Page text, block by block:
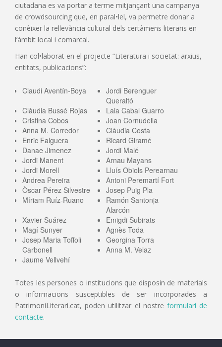
ciutadana es va portar a terme mitjançant una campanya
de crowdsourcing que, en paral•lel, va permetre donar a
conèixer la rellevància cultural dels certàmens literaris en
l’àmbit local i comarcal.
Han col•laborat en el projecte “Literatura i societat: arxius,
entitats, publicacions”:
Claudi Aventín-Boya
Jordi Berenguer
Queraltó
Clàudia Bussé Rojas
Laia Cabal Guarro
Cristina Cobos
Joan Cornudella
Anna M. Corredor
Clàudia Costa
Enric Falguera
Ricard Giramé
Danae Jimenez
Jordi Malé
Jordi Manent
Arnau Mayans
Jordi Morell
Lluís Obiols Perearnau
Andrea Pereira
Antoni Peremartí Fort
Òscar Pérez Silvestre
Josep Puig Pla
Míriam Ruíz-Ruano
Ramón Santonja
Alarcón
Xavier Suárez
Emigdi Subirats
Magí Sunyer
Agnès Toda
Josep Maria Toffoli
Carbonell
Georgina Torra
Anna M. Velaz
Jaume Vellvehí
Totes les persones o institucions que disposin de materials
o informacions susceptibles de ser incorporades a
PatrimoniLiterari.cat, poden utilitzar el nostre formulari de
contacte.